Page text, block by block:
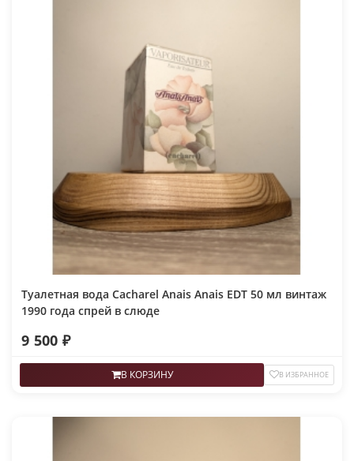
Туалетная вода Cacharel Anais Anais EDT 50 мл винтаж
1990 года спрей в слюде
9 500 ₽
В КОРЗИНУ В ИЗБРАННОЕ